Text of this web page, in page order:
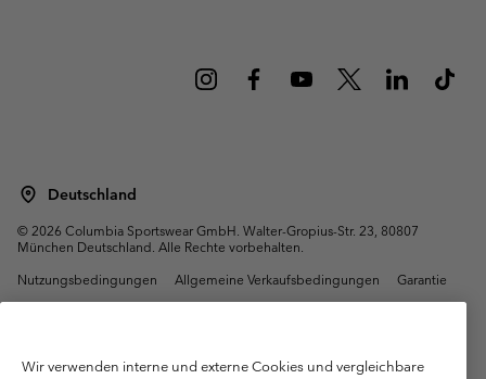
Deutschland
©2026 Columbia Sportswear GmbH. Walter-Gropius-Str. 23, 80807
München Deutschland. Alle Rechte vorbehalten.
Nutzungsbedingungen
Allgemeine Verkaufsbedingungen
Garantie
Wir verwenden interne und externe Cookies und vergleichbare